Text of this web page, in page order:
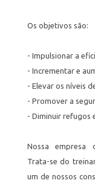
Os objetivos são:
- Impulsionar a
- Incrementar e
- Elevar os níveis
- Promover a
- Diminuir refugos
Nossa empresa
Trata-se do
um de nossos